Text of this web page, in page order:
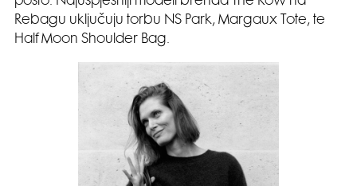
Rebagu uključuju torbu NS Park, Margaux Tote, te
Half Moon Shoulder Bag.